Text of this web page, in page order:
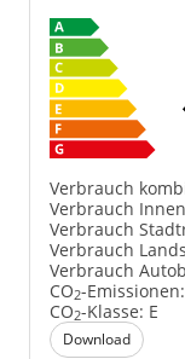
Verbrauch
Verbrauch
Verbrauch
Verbrauch
Verbrauch
CO2-Emissionen:
CO2-Klasse: E
Download